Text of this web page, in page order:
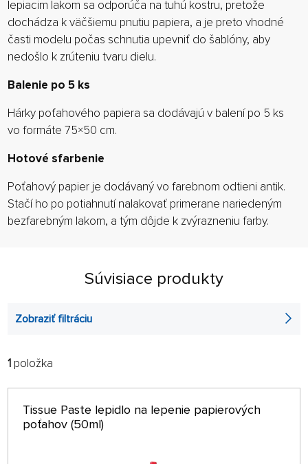
lepiacim lakom sa odporúča na tuhú kostru, pretože
dochádza k väčšiemu pnutiu papiera, a je preto vhodné
časti modelu počas schnutia upevniť do šablóny, aby
nedošlo k zrúteniu tvaru dielu.
Balenie po 5 ks
Hárky poťahového papiera sa dodávajú v balení po 5 ks
vo formáte 75×50 cm.
Hotové sfarbenie
Poťahový papier je dodávaný vo farebnom odtieni antik.
Stačí ho po potiahnutí nalakovať primerane nariedeným
bezfarebným lakom, a tým dôjde k zvýrazneniu farby.
Súvisiace produkty
Zobraziť filtráciu
FILTROVAŤ:
ABECEDNE
64 NA STRÁNKE
1 položka
Tissue Paste lepidlo na lepenie papierových
poťahov (50ml)